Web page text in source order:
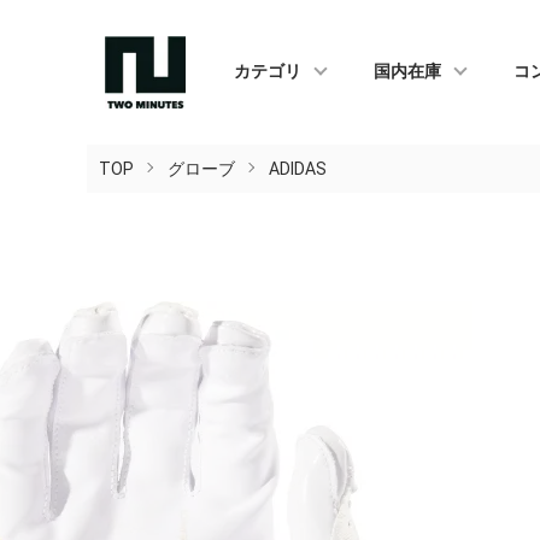
カテゴリ 国内在庫 コ
TOP グローブ ADIDAS